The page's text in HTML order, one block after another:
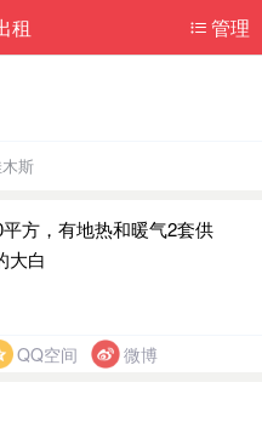
管理
租
斯
方，有地热和暖气2套供
大白
QQ空间 微博